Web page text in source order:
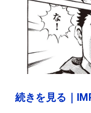
続きを見る｜